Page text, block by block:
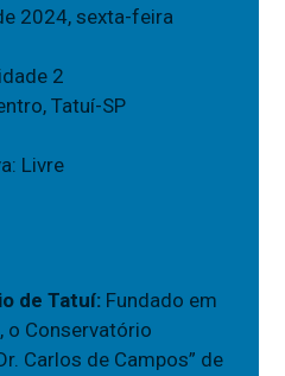
2024, sexta-feira
2
Tatuí-SP
Livre
de Tatuí: Fundado em
o Conservatório
Carlos de Campos” de